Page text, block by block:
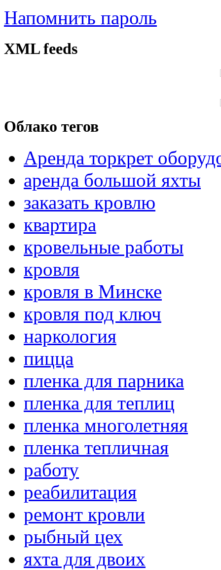
Напомнить пароль
XML feeds
Облако тегов
Аренда торкрет
аренда большой яхты
заказать кровлю
квартира
кровельные работы
кровля
кровля в Минске
кровля под ключ
наркология
пицца
пленка для парника
пленка для теплиц
пленка многолетняя
пленка тепличная
работу
реабилитация
ремонт кровли
рыбный цех
яхта для двоих